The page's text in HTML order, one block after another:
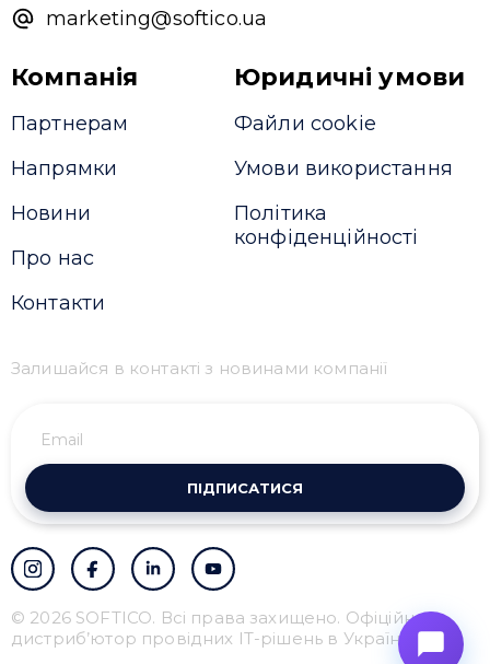
marketing@softico.ua
Компанія
Партнерам
Напрямки
Новини
Про нас
Контакти
Юридичні умови
Файли cookie
Умови використання
Політика
конфіденційності
Залишайся в контакті з новинами компанії
ПІДПИСАТИСЯ
© 2026 SOFTICO. Всі права захищено. Офіційний
дистриб’ютор провідних IT-рішень в Україні.